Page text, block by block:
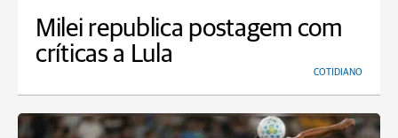
Milei republica postagem com
críticas a Lula
COTIDIANO